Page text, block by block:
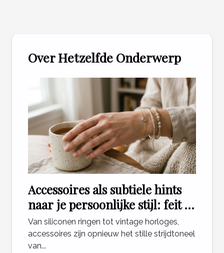
Over Hetzelfde Onderwerp
Accessoires als subtiele hints
naar je persoonlijke stijl: feit of
fabel?
Van siliconen ringen tot vintage horloges,
accessoires zijn opnieuw het stille strijdtoneel
van...